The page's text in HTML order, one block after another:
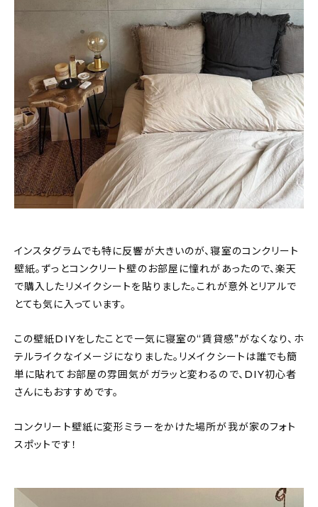
インスタグラムでも特に反響が大きいのが、寝室のコンクリート
壁紙。ずっとコンクリート壁のお部屋に憧れがあったので、楽天
で購入したリメイクシートを貼りました。これが意外とリアルで
とても気に入っています。
この壁紙DIYをしたことで一気に寝室の“賃貸感”がなくなり、ホ
テルライクなイメージになりました。リメイクシートは誰でも簡
単に貼れてお部屋の雰囲気がガラッと変わるので、DIY初心者
さんにもおすすめです。
コンクリート壁紙に変形ミラーをかけた場所が我が家のフォト
スポットです！